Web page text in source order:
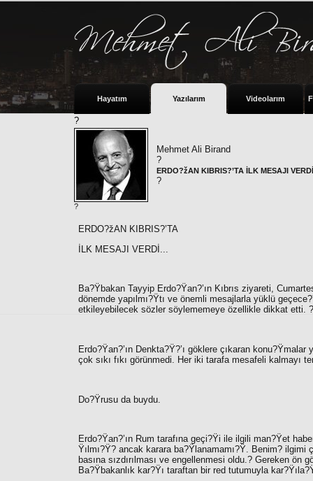
Hayatım Yazılarım Videolarım
?
Mehmet Ali Birand
?
ERDO?žAN KIBRIS?’TA İLK MESAJI
?
?
ERDO?žAN KIBRIS?’TA
İLK MESAJI VERDİ...
Ba?Ÿbakan Tayyip Erdo?Ÿan?’ın Kıbrıs ziyareti,
dönemde yapılmı?Ÿtı ve önemli mesajlarla yüklü
etkileyebilecek sözler söylememeye özellikle dikkat etti.
Erdo?Ÿan?’ın Denkta?Ÿ?’ı göklere çıkaran
çok sıkı fıkı görünmedi. Her iki tarafa mesafeli kalmayı
Do?Ÿrusu da buydu.
Erdo?Ÿan?’ın Rum tarafına geçi?Ÿi ile ilgili man?Ÿet
Ÿılmı?Ÿ? ancak karara ba?Ÿlanamamı?Ÿ. Benim? ilgimi
basına sızdırılması ve engellenmesi oldu.? Gereken ön
Ba?Ÿbakanlık kar?Ÿı taraftan bir red tutumuyla